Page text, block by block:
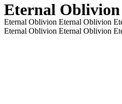
Eternal Oblivion
Eternal Oblivion Eternal Oblivion
Eternal Oblivion Eternal Oblivion